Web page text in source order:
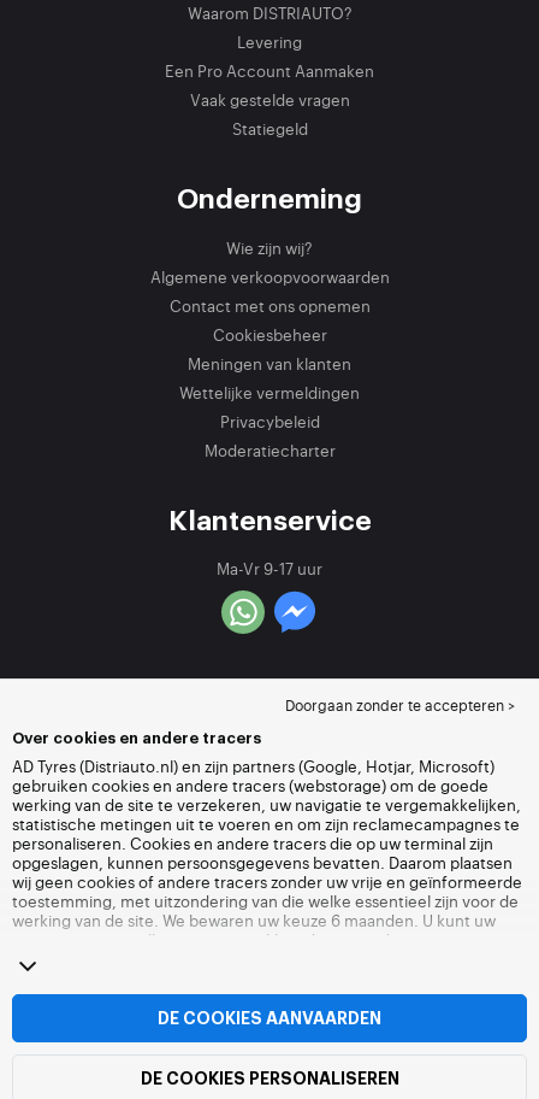
Waarom DISTRIAUTO?
Levering
Een Pro Account Aanmaken
Vaak gestelde vragen
Statiegeld
Onderneming
Wie zijn wij?
Algemene verkoopvoorwaarden
Contact met ons opnemen
Cookiesbeheer
Meningen van klanten
Wettelijke vermeldingen
Privacybeleid
Moderatiecharter
Klantenservice
Ma-Vr 9-17 uur
Doorgaan zonder te accepteren >
Over cookies en andere tracers
AD Tyres (Distriauto.nl) en zijn partners (Google, Hotjar, Microsoft)
gebruiken cookies en andere tracers (webstorage) om de goede
werking van de site te verzekeren, uw navigatie te vergemakkelijken,
statistische metingen uit te voeren en om zijn reclamecampagnes te
personaliseren. Cookies en andere tracers die op uw terminal zijn
opgeslagen, kunnen persoonsgegevens bevatten. Daarom plaatsen
wij geen cookies of andere tracers zonder uw vrije en geïnformeerde
toestemming, met uitzondering van die welke essentieel zijn voor de
werking van de site. We bewaren uw keuze 6 maanden. U kunt uw
toestemming op elk moment intrekken door naar de pagina over
cookies en andere tracers
surfen zonder het deponeren van cookies of andere tracers te
aanvaarden. Weigering verhindert de toegang tot diensten niet
Distriauto.nl. Voor meer informatie,bezoek de cookies en andere
tracers
DE COOKIES AANVAARDEN
DE COOKIES PERSONALISEREN